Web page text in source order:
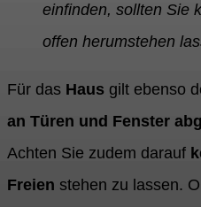
einfinden, sollten Sie
offen herumstehen
Für das Haus gilt ebenso
an Türen und Fenster
Achten Sie zudem darauf
Freien stehen zu lassen.